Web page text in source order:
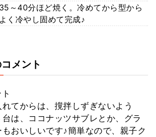
～40分ほど焼く。冷めてから型から
く冷やし固めて完成♪
メント
てからは、撹拌しずぎないよう
は、ココナッツサブレとか、グラ
おいしいです♪簡単なので、親子ク